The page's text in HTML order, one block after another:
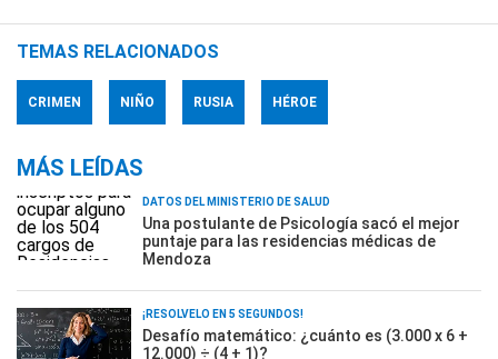
TEMAS RELACIONADOS
CRIMEN NIÑO RUSIA HÉROE
MÁS LEÍDAS
DATOS DEL MINISTERIO DE SALUD
Una postulante de Psicología sacó el mejor
puntaje para las residencias médicas de
Mendoza
¡RESOLVELO EN 5 SEGUNDOS!
Desafío matemático: ¿cuánto es (3.000 x 6 +
12.000) ÷ (4 + 1)?